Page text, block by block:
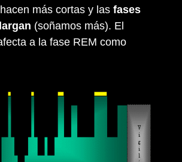
más cortas y las fases
(soñamos más). El
a la fase REM como